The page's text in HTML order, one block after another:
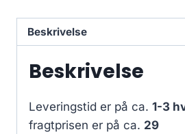
Beskrivelse
Beskrivelse
Leveringstid er på ca. 1-3
fragtprisen er på ca. 29